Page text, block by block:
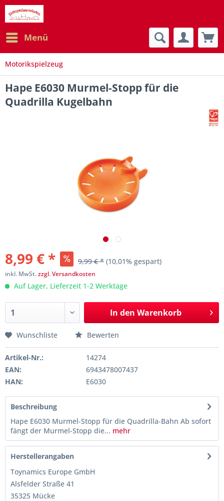
Menü
Motorikspielzeug
Hape E6030 Murmel-Stopp für die
Quadrilla Kugelbahn
8,99 € * 9,99 € * (10,01% gespart)
inkl. MwSt.zzgl. Versandkosten
Auf Lager, Lieferzeit 1-2 Werktage
In den Warenkorb
Wunschliste Bewerten
Artikel-Nr.:
14274
EAN:
6943478007437
HAN:
E6030
Beschreibung
Hape E6030 Murmel-Stopp für die Quadrilla-Bahn Ab sofort
fängt der Murmel-Stopp die... mehr
Herstellerangaben
Toynamics Europe GmbH
Alsfelder Straße 41
35325 Mücke